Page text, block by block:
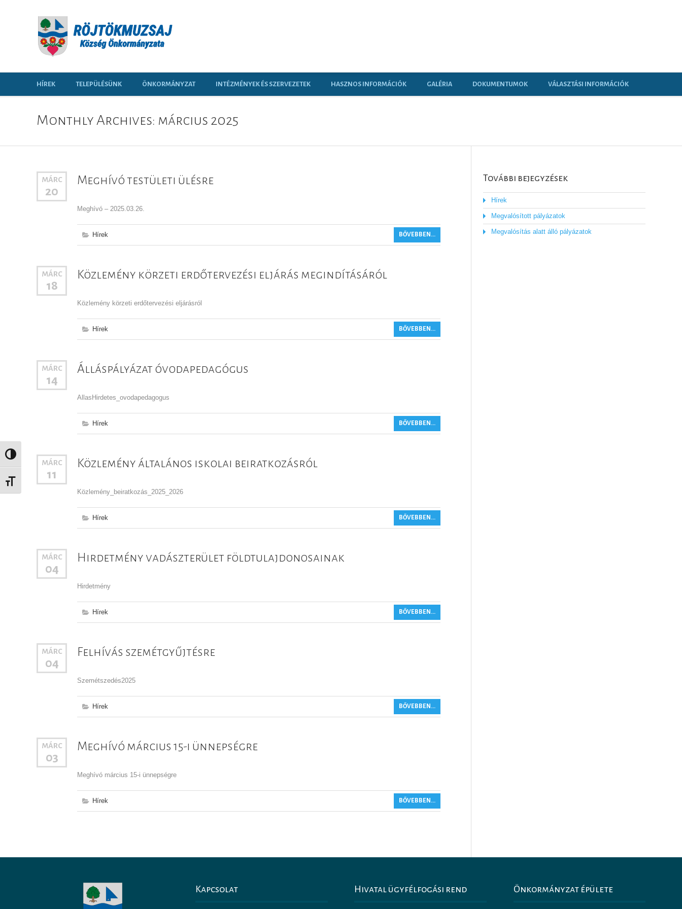
Nagy kontraszt váltása
Betűméret váltása
HÍREK TELEPÜLÉSÜNK ÖNKORMÁNYZAT INTÉZMÉNYEK ÉS SZERVEZETEK HASZNOS INFORMÁCIÓK GALÉRIA DOKUMENTUMOK VÁLASZTÁSI INFORMÁCIÓK
Monthly Archives: március 2025
MÁRC
20
Meghívó testületi ülésre
Meghívó – 2025.03.26.
Hírek BŐVEBBEN...
MÁRC
18
Közlemény körzeti erdőtervezési eljárás megindításáról
Közlemény körzeti erdőtervezési eljárásról
Hírek BŐVEBBEN...
MÁRC
14
Álláspályázat óvodapedagógus
AllasHirdetes_ovodapedagogus
Hírek BŐVEBBEN...
MÁRC
11
Közlemény általános iskolai beiratkozásról
Közlemény_beiratkozás_2025_2026
Hírek BŐVEBBEN...
MÁRC
04
Hirdetmény vadászterület földtulajdonosainak
Hirdetmény
Hírek BŐVEBBEN...
MÁRC
04
Felhívás szemétgyűjtésre
Szemétszedés2025
Hírek BŐVEBBEN...
MÁRC
03
Meghívó március 15-i ünnepségre
Meghívó március 15-i ünnepségre
Hírek BŐVEBBEN...
További bejegyzések
Hírek
Megvalósított pályázatok
Megvalósítás alatt álló pályázatok
Kapcsolat Hivatal ügyfélfogási rend Önkormányzat épülete